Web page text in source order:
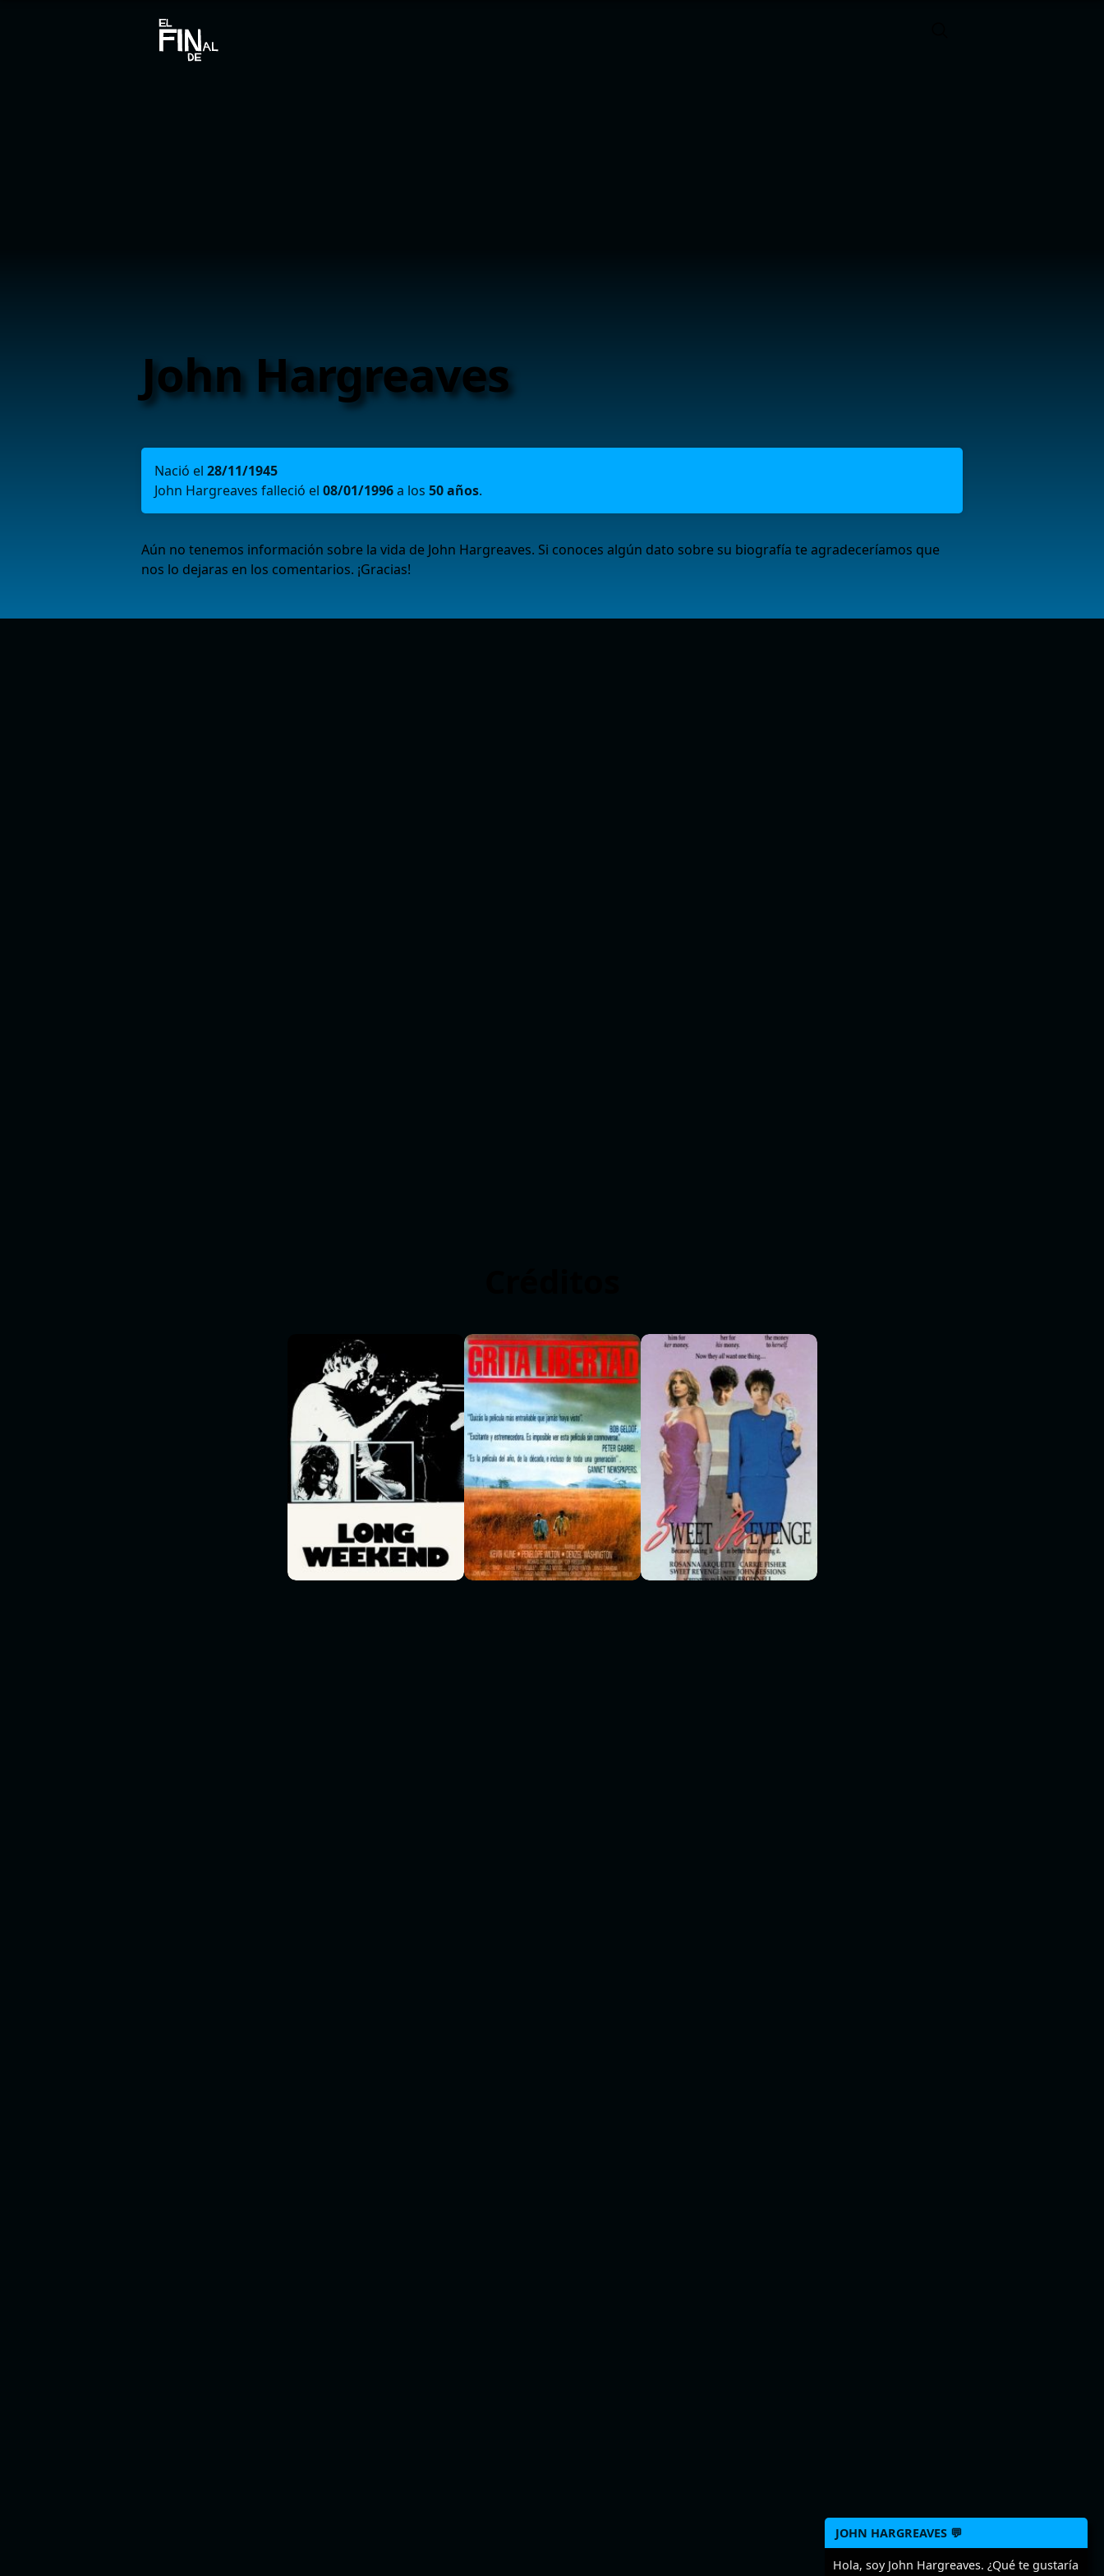
John Hargreaves
Nació el 28/11/1945
John Hargreaves falleció el 08/01/1996a los 50 años.
Aún no tenemos información sobre la vida de John Hargreaves. Si conoces algún dato sobre su biografía te agradeceríamos que
nos lo dejaras en los comentarios. ¡Gracias!
JOHN HARGREAVES 💬
Hola, soy John Hargreaves. ¿Qué te gustaría